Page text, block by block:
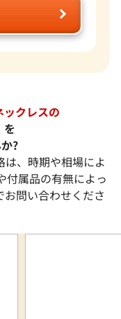
クレスの
を
?
、時期や相場によ
付属品の有無によっ
問い合わせくださ